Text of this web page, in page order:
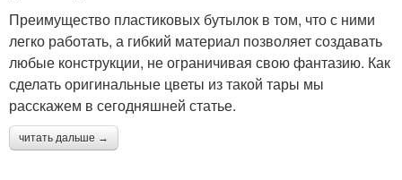
Преимущество пластиковых бутылок в том, что с ними
легко работать, а гибкий материал позволяет создавать
любые конструкции, не ограничивая свою фантазию. Как
сделать оригинальные цветы из такой тары мы
расскажем в сегодняшней статье.
читать дальше →